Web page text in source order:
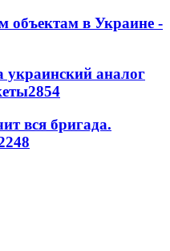
объектам в Украине -
украинский аналог
2854
вся бригада.